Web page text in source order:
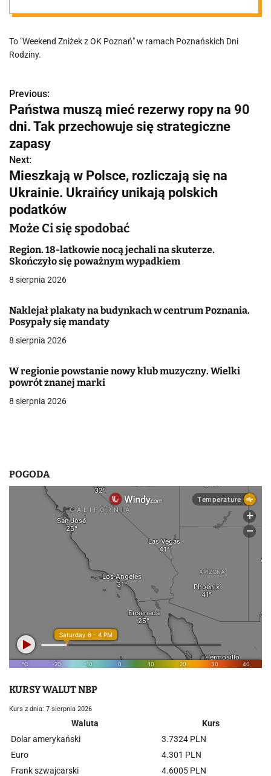
już od złotówki!
To "Weekend Zniżek z OK Poznań" w ramach Poznańskich Dni
Rodziny.
N
a
w
i
g
a
c
j
a
w
p
s
u
Previous:
Państwa muszą mieć rezerwy ropy na 90
dni. Tak przechowuje się strategiczne
zapasy
Next:
Mieszkają w Polsce, rozliczają się na
Ukrainie. Ukraińcy unikają polskich
podatków
Może Ci się spodobać
Region. 18-latkowie nocą jechali na skuterze.
Skończyło się poważnym wypadkiem
8 sierpnia 2026
Naklejał plakaty na budynkach w centrum Poznania.
Posypały się mandaty
8 sierpnia 2026
W regionie powstanie nowy klub muzyczny. Wielki
powrót znanej marki
8 sierpnia 2026
POGODA
KURSY WALUT NBP
Kurs z dnia: 7 sierpnia 2026
Waluta
Kurs
Dolar amerykański
3.7324 PLN
Euro
4.301 PLN
Frank szwajcarski
4.6005 PLN